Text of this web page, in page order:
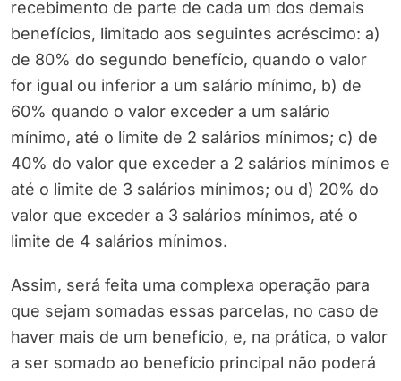
recebimento de parte de cada um dos demais
benefícios, limitado aos seguintes acréscimo: a)
de 80% do segundo benefício, quando o valor
for igual ou inferior a um salário mínimo, b) de
60% quando o valor exceder a um salário
mínimo, até o limite de 2 salários mínimos; c) de
40% do valor que exceder a 2 salários mínimos e
até o limite de 3 salários mínimos; ou d) 20% do
valor que exceder a 3 salários mínimos, até o
limite de 4 salários mínimos.
Assim, será feita uma complexa operação para
que sejam somadas essas parcelas, no caso de
haver mais de um benefício, e, na prática, o valor
a ser somado ao benefício principal não poderá